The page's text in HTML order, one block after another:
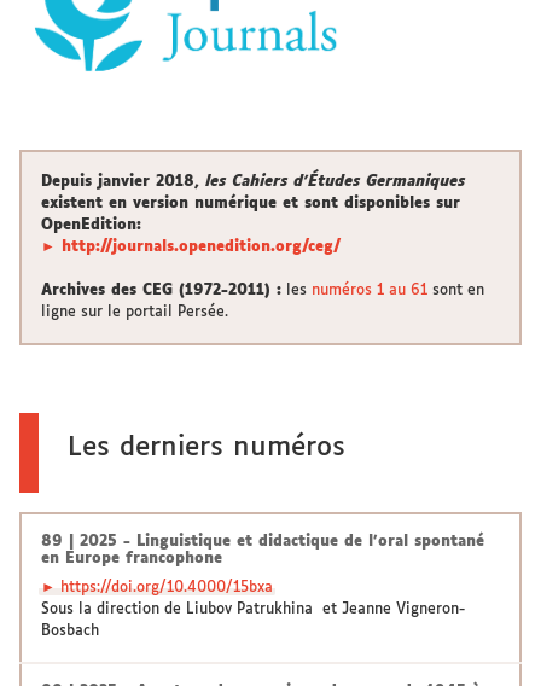
Depuis janvier 2018, les Cahiers d’Études Germaniques
existent en version numérique et sont disponibles sur
OpenEdition:
► http://journals.openedition.org/ceg/
Archives des CEG (1972-2011) : les numéros 1 au 61 sont en
ligne sur le portail Persée.
Les derniers numéros
89 | 2025 - Linguistique et didactique de l’oral spontané
en Europe francophone
► https://doi.org/10.4000/15bxa
Sous la direction de Liubov Patrukhina et Jeanne Vigneron-
Bosbach